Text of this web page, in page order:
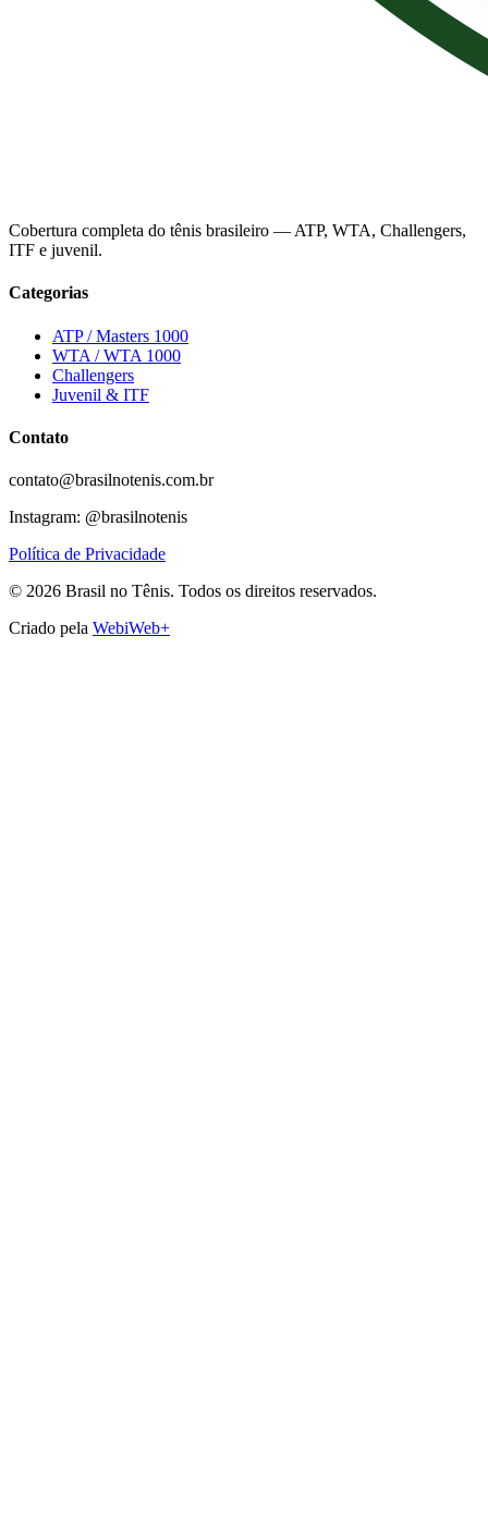
Cobertura completa do tênis brasileiro — ATP, WTA, Challengers,
ITF e juvenil.
Categorias
ATP / Masters 1000
WTA / WTA 1000
Challengers
Juvenil & ITF
Contato
contato@brasilnotenis.com.br
Instagram: @brasilnotenis
Política de Privacidade
© 2026 Brasil no Tênis. Todos os direitos reservados.
Criado pela WebiWeb+